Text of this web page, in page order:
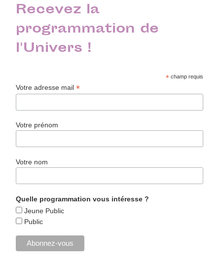
Recevez la
programmation de
l'Univers !
* champ requis
Votre adresse mail*
Votre prénom
Votre nom
Quelle programmation vous intéresse ?
Jeune Public
Public